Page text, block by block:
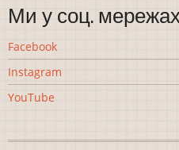
Ми у соц.
Facebook
Instagram
YouTube